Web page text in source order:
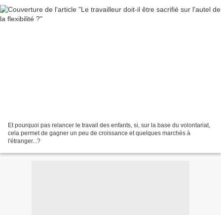
Et pourquoi pas relancer le travail des enfants, si, sur la base du volontariat,
cela permet de gagner un peu de croissance et quelques marchés à
l'étranger...?